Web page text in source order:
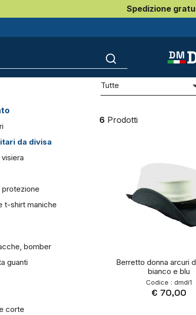
Spedizione
Berretti militari da divisa
da divisa
protezione
t-shirt maniche
bomber
guanti
corte
Berretti
Marche
Tutte
6 Prodotti
Berretto donna arcuri
bianco e blu
Codice : dmdi1
€ 70,00